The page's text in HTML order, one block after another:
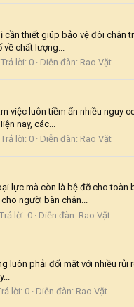
thiết giúp bảo vệ đôi
chất lượng...
Trả lời: 0 Diễn đàn: Rao Vặt
luôn tiềm ẩn nhiều nguy
nay, các...
Trả lời: 0 Diễn đàn: Rao Vặt
mà còn là bệ đỡ cho
người bàn chân...
Trả lời: 0 Diễn đàn: Rao Vặt
phải đối mặt với nhiều rủi
lời: 0 Diễn đàn: Rao Vặt